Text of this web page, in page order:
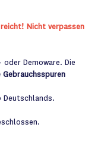
Nicht verpassen
Demoware. Die